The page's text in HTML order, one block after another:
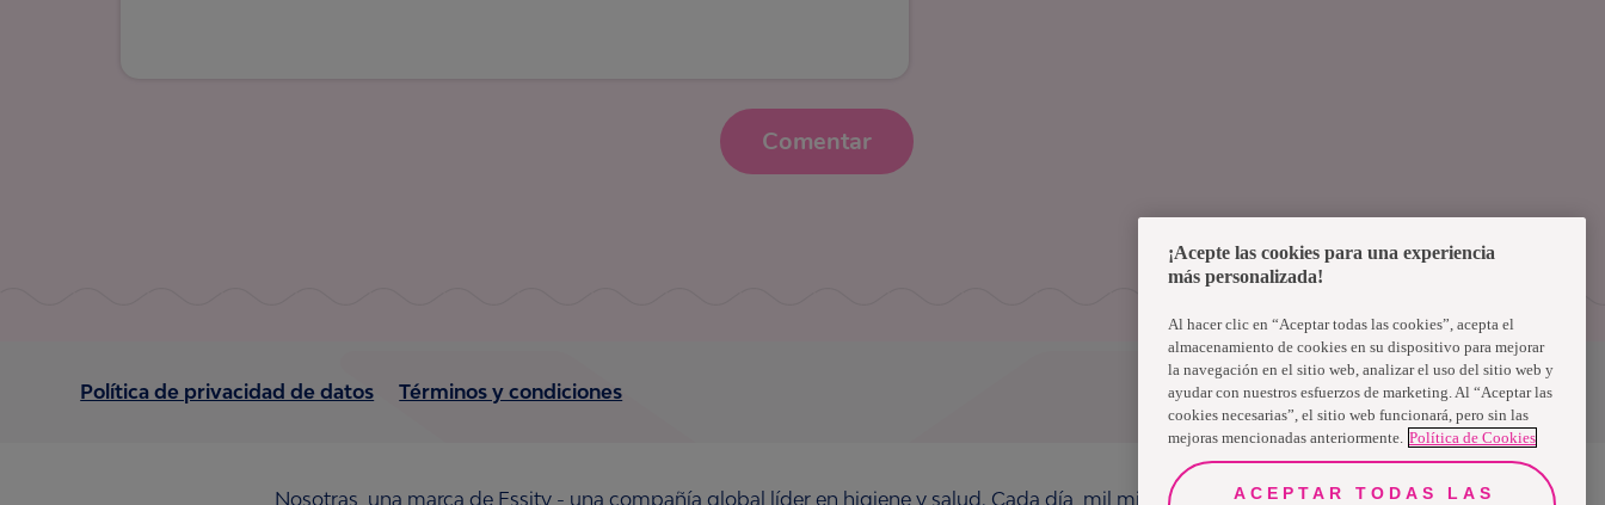
Comentar
Política de privacidad de datos Términos y condiciones Uruguay
Nosotras, una marca de Essity - una compañía global líder en higiene y salud. Cada día, mil millones de personas, en todo el mundo,
¡Acepte las cookies para una experiencia
más personalizada!
Al hacer clic en “Aceptar todas las cookies”, acepta el
almacenamiento de cookies en su dispositivo para mejorar
la navegación en el sitio web, analizar el uso del sitio web y
ayudar con nuestros esfuerzos de marketing. Al “Aceptar las
cookies necesarias”, el sitio web funcionará, pero sin las
mejoras mencionadas anteriormente. Política de Cookies
ACEPTAR TODAS LAS